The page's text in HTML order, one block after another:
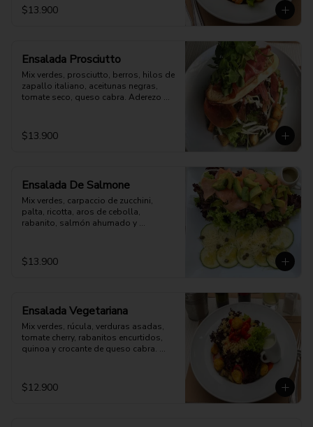
$13.900
Ensalada Prosciutto
Mix verdes, prosciutto, berros, hilos de
zapallo italiano, aceitunas negras,
tomate seco, queso cabra. Aderezo
$13.900
Ensalada De Salmone
Mix verdes, carpaccio de zucchini,
palta, ricotta, aros de cebolla,
rabanito, salmón ahumado y
$13.900
Ensalada Vegetariana
Mix verdes, rúcula, verduras asadas,
tomate cherry, rabanitos encurtidos,
quinoa y crocante de queso cabra.
$12.900